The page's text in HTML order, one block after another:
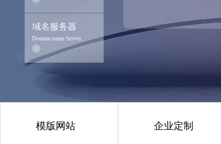
域名服务器
Domain name Server
模版网站 企业定制